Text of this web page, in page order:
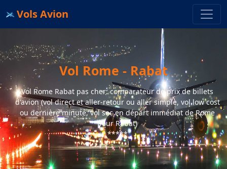
Vols Avion
Vol Rome - Rabat
Vol Rome Rabat pas cher: comparateur de prix de billets
d'avion (vol direct et aller-retour ou aller simple, vol low cost
ou dernière minute, vol sec en départ immédiat de Rome
pour Rabat)
*****